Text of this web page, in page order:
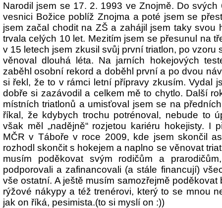
Narodil jsem se 17. 2. 1993 ve Znojmě. Do
vesnici Božice poblíž Znojma a poté jsem se
jsem začal chodit na ZŠ a zahájil jsem taky svou
trvala celých 10 let. Mezitím jsem se přesunul na
v 15 letech jsem zkusil svůj první triatlon, po vzoru
věnoval dlouhá léta. Na jarních hokejových
zaběhl osobní rekord a doběhl první a po dvou
si řekl, že to v rámci letní přípravy zkusím. Vydal
dobře si zazávodil a celkem mě to chytlo. Další
místních triatlonů a umisťoval jsem se na
říkal, že kdybych trochu potrénoval, nebude to
však měl „nadějně“ rozjetou kariéru hokejisty. I
MČR v Táboře v roce 2009, kde jsem skončil
rozhodl skončit s hokejem a naplno se věnovat
musím poděkovat svým rodičům a
podporovali a zafinancovali (a stále financují)
vše ostatní. A ještě musím samozřejmě
rýžové nákypy a též trenérovi, který to se mnou
jak on říká, pesimista.(to si myslí on :))